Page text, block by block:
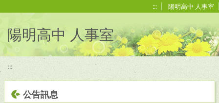
::: 陽明高中 人事室
陽明高中 人事室
:::
公告訊息